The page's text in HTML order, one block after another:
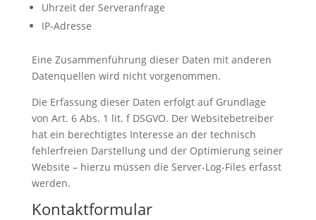
Uhrzeit der Serveranfrage
IP-Adresse
Eine Zusammenführung dieser Daten mit anderen
Datenquellen wird nicht vorgenommen.
Die Erfassung dieser Daten erfolgt auf Grundlage
von Art. 6 Abs. 1 lit. f DSGVO. Der Websitebetreiber
hat ein berechtigtes Interesse an der technisch
fehlerfreien Darstellung und der Optimierung seiner
Website – hierzu müssen die Server-Log-Files erfasst
werden.
Kontaktformular